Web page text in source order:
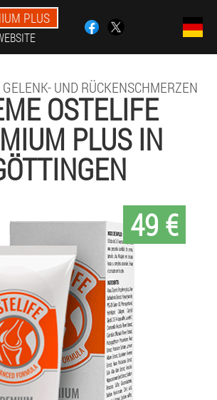
PLUS
UND RÜCKENSCHMERZEN
OSTELIFE
PLUS IN
49 €